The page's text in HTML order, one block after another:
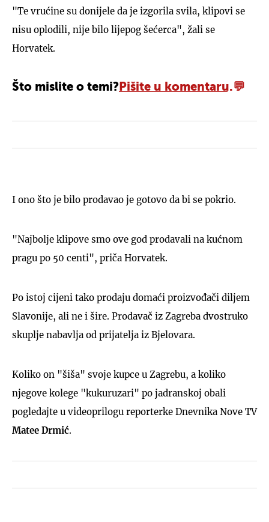
"Te vrućine su donijele da je izgorila svila, klipovi se
nisu oplodili, nije bilo lijepog šećerca", žali se
Horvatek.
Što mislite o temi? Pišite u komentaru.
I ono što je bilo prodavao je gotovo da bi se pokrio.
"Najbolje klipove smo ove god prodavali na kućnom
pragu po 50 centi", priča Horvatek.
Po istoj cijeni tako prodaju domaći proizvođači diljem
Slavonije, ali ne i šire. Prodavač iz Zagreba dvostruko
skuplje nabavlja od prijatelja iz Bjelovara.
Koliko on "šiša" svoje kupce u Zagrebu, a koliko
njegove kolege "kukuruzari" po jadranskoj obali
pogledajte u videoprilogu reporterke Dnevnika Nove TV
Matee Drmić.